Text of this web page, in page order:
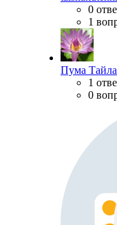
0
1
Пума
1
0